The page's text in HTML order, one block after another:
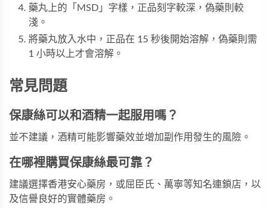
藥丸上的「MSD」字樣，正品刻字較深，偽藥則較
淺。
將藥丸放入水中，正品在 15 秒後開始溶解，偽藥則需
1 小時以上才會溶解。
常見問題
保康絲可以和酒精一起服用嗎？
並不建議，酒精可能影響藥效並增加副作用發生的風險。
在哪裡購買保康絲最可靠？
建議選擇香港安心藥房，或屈臣氏、萬寧等知名連鎖店，以
及信譽良好的實體藥房。